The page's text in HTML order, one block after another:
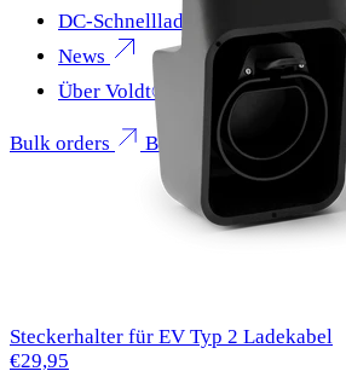
DC-Schnellladen
News
Über Voldt®
Bulk orders Become a partner
Steckerhalter für EV Typ 2 Ladekabel
€29,95